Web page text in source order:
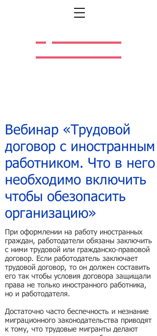
Вебинар «Трудовой
договор с иностранным
работником. Что в него
необходимо включить
чтобы обезопасить
организацию»
При оформлении на работу иностранных
граждан, работодатели обязаны заключить
с ними трудовой или гражданско-правовой
договор. Если работодатель заключает
трудовой договор, то он должен составить
его так чтобы условия договора защищали
права не только иностранного работника,
но и работодателя.
Достаточно часто беспечность и незнание
миграционного законодательства приводят
к тому, что трудовые мигранты делают